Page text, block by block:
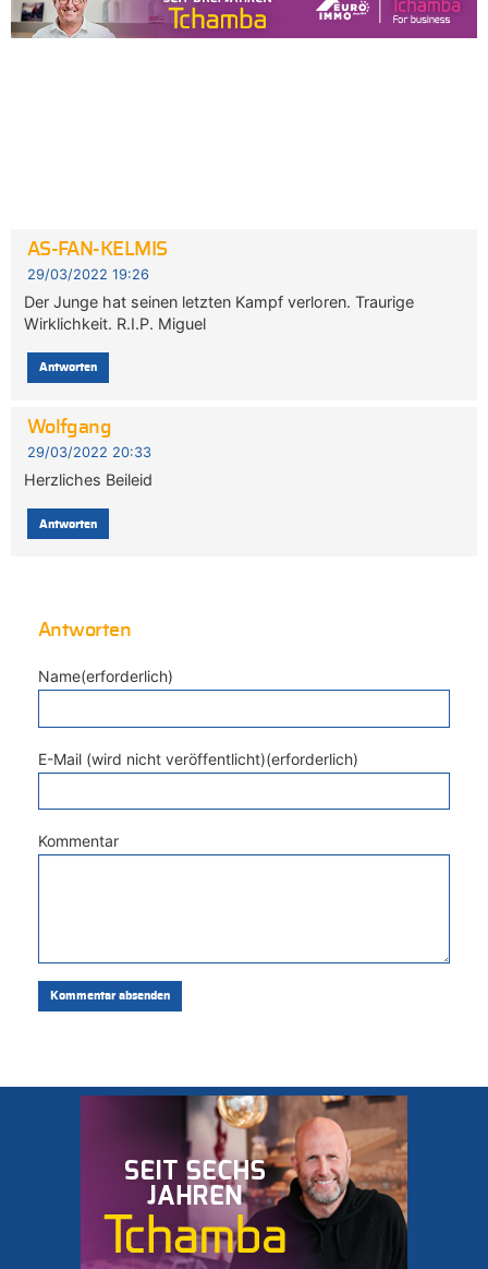
AS-FAN-KELMIS
29/03/2022 19:26
Der Junge hat seinen letzten Kampf verloren. Traurige
Wirklichkeit. R.I.P. Miguel
Antworten
Wolfgang
29/03/2022 20:33
Herzliches Beileid
Antworten
Antworten
Name(erforderlich)
E-Mail (wird nicht veröffentlicht)(erforderlich)
Kommentar